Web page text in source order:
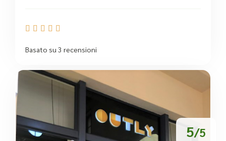
    
Basato su 3 recensioni
5/5